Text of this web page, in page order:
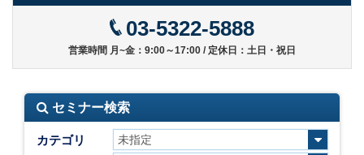
03-5322-5888
営業時間 月~金：9:00～17:00 / 定休日：土日・祝日
セミナー検索
カテゴリ